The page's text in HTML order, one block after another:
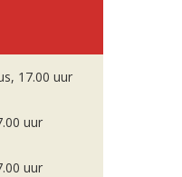
17.00 uur
uur
uur